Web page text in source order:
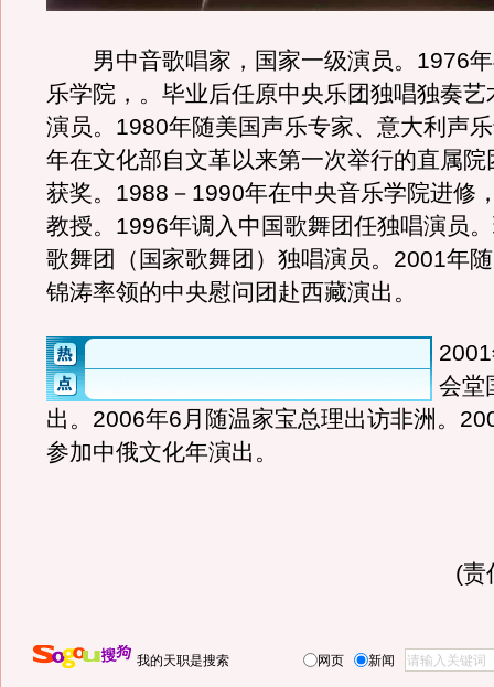
男中音歌唱家，国家一级演员。1976年
乐学院，。毕业后任原中央乐团独唱独奏艺
演员。1980年随美国声乐专家、意大利声
年在文化部自文革以来第一次举行的直属院
获奖。1988－1990年在中央音乐学院进修
教授。1996年调入中国歌舞团任独唱演员
歌舞团（国家歌舞团）独唱演员。2001年
锦涛率领的中央慰问团赴西藏演出。
会堂
出。2006年6月随温家宝总理出访非洲。
参加中俄文化年演出。
(责
我的天职是搜索 网页 新闻